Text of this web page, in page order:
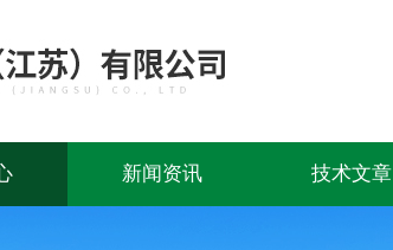
新闻资讯 技术文章